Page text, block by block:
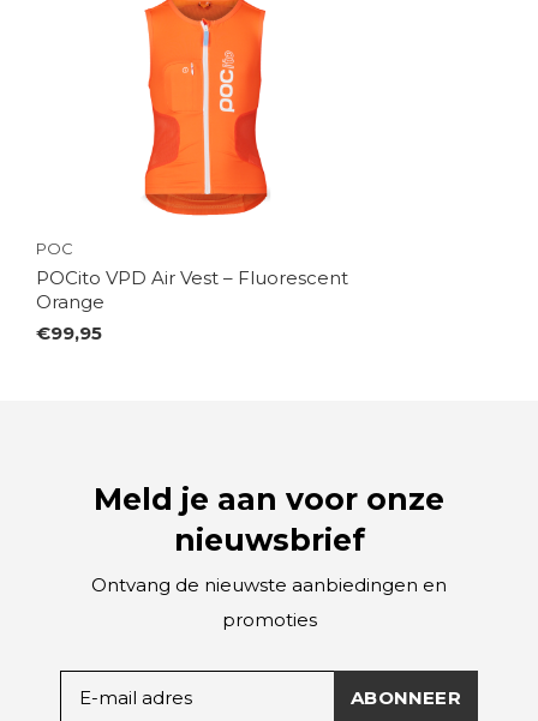
POC
POCito VPD Air Vest – Fluorescent
Orange
€99,95
Meld je aan voor onze
nieuwsbrief
Ontvang de nieuwste aanbiedingen en
promoties
ABONNEER